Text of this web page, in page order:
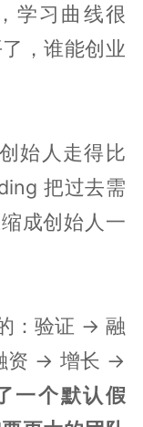
学习曲线很
，谁能创业
始人走得比
把过去需
成创始人一
：验证 → 融
资 → 增长 →
一个默认假